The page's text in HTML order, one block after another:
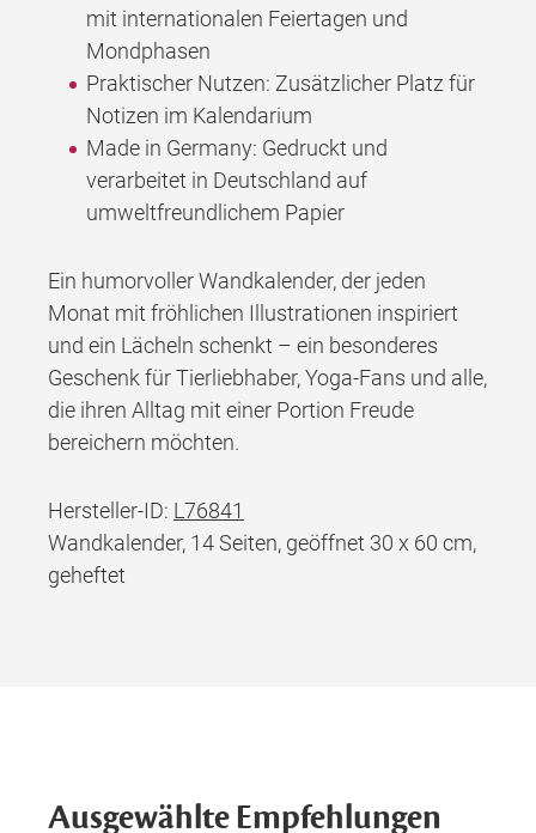
mit internationalen Feiertagen und
Mondphasen
Praktischer Nutzen: Zusätzlicher Platz für
Notizen im Kalendarium
Made in Germany: Gedruckt und
verarbeitet in Deutschland auf
umweltfreundlichem Papier
Ein humorvoller Wandkalender, der jeden
Monat mit fröhlichen Illustrationen inspiriert
und ein Lächeln schenkt – ein besonderes
Geschenk für Tierliebhaber, Yoga-Fans und alle,
die ihren Alltag mit einer Portion Freude
bereichern möchten.
Hersteller-ID: L76841
Wandkalender, 14 Seiten, geöffnet 30 x 60 cm,
geheftet
Ausgewählte Empfehlungen